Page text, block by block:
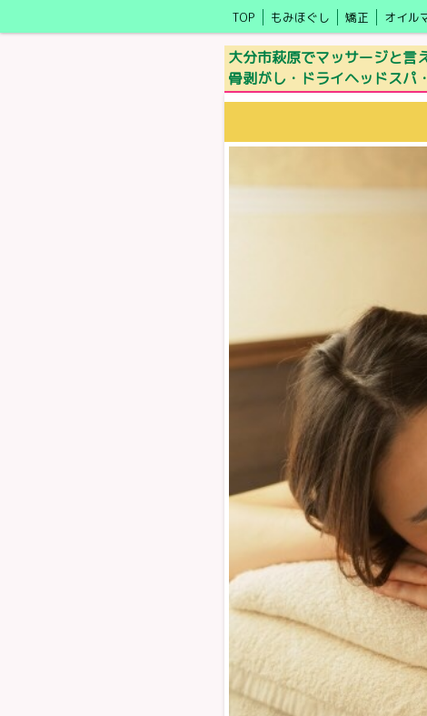
TOP もみほぐし 矯正 オイル
モニター募集
セラピスト
大分市萩原でマッサージと言
骨剥がし・ドライヘッドスパ